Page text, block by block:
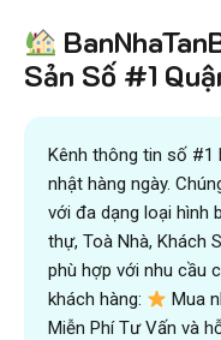
Sản Số #1
Kênh thông tin số #1
nhật hàng ngày.
với đa dạng loại hình
thự, Toà Nhà, Khách
phù hợp với nhu cầu
khách hàng:
Mua
Miễn Phí Tư Vấn và